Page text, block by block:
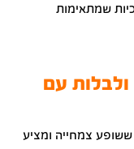
שמתאימות
ולבלות עם
ששופע צמחייה ומציע